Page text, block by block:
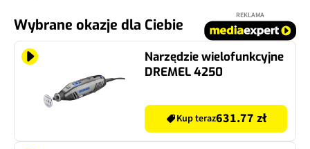
Wybrane okazje dla Ciebie
REKLAMA
Narzędzie wielofunkcyjne
DREMEL 4250
Kup teraz631.77 zł